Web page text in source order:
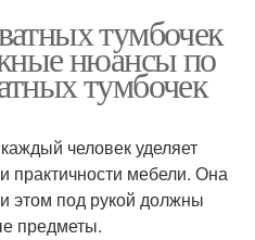
тумбочек
нюансы по
тумбочек
человек уделяет
практичности мебели. Она
этом под рукой должны
предметы.